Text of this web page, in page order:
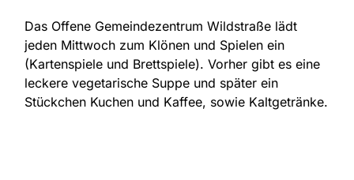
Das Offene Gemeindezentrum Wildstraße lädt
jeden Mittwoch zum Klönen und Spielen ein
(Kartenspiele und Brettspiele). Vorher gibt es eine
leckere vegetarische Suppe und später ein
Stückchen Kuchen und Kaffee, sowie Kaltgetränke.